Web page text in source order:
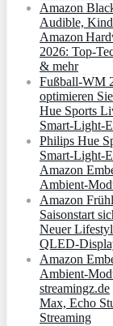
Amazon
Audible,
Amazon
2026: Top-
& mehr
Fußball-WM
optimieren
Hue Sports
Philips Hue
Amazon
Amazon
Saisonstart
Neuer
Amazon
streamingz.de
Max, Echo
Streaming